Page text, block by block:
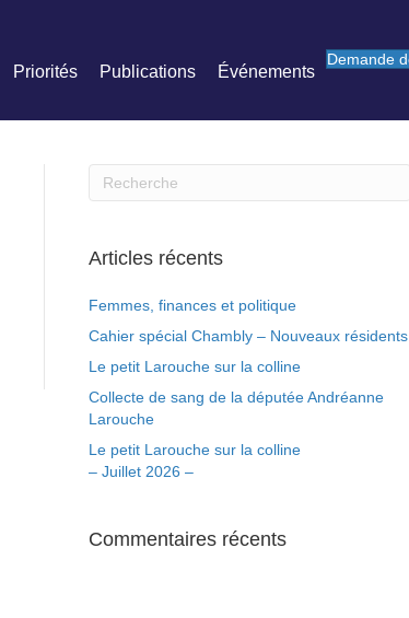
Priorités Publications Événements
Demande
Articles récents
Femmes, finances et politique
Cahier spécial Chambly – Nouveaux résidents
Le petit Larouche sur la colline
Collecte de sang de la députée Andréanne
Larouche
Le petit Larouche sur la colline
– Juillet 2026 –
Commentaires récents